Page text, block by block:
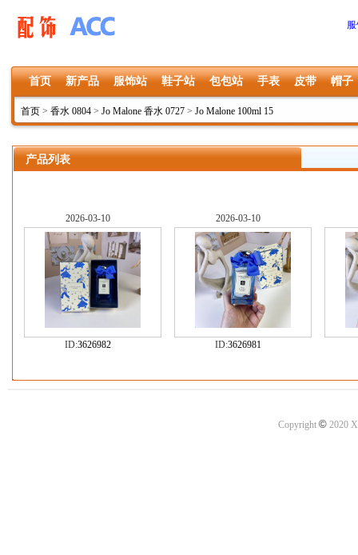
首页 新产品 服饰站 鞋子站 包包站 手表 皮带 帽子
首页 > 香水 0804 > Jo Malone 香水 0727 > Jo Malone 100ml 15
产品列表
2026-03-10
ID:3626982
2026-03-10
ID:3626981
Copyright ©2020